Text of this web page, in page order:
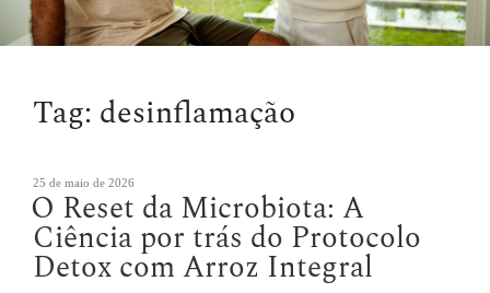
Tag: desinflamação
Publicado
em
25 de maio de 2026
O Reset da Microbiota: A
Ciência por trás do Protocolo
Detox com Arroz Integral